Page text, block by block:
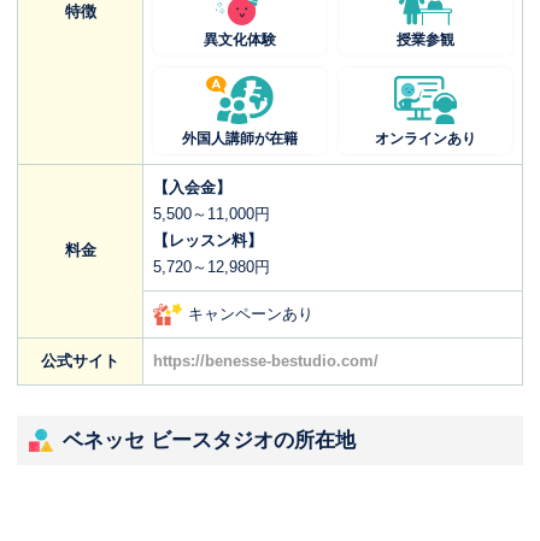
特徴
異文化体験 授業参観
外国人講師が在籍 オンラインあり
料金
【入会金】
5,500～11,000円
【レッスン料】
5,720～12,980円
キャンペーンあり
公式サイト https://benesse-bestudio.com/
ベネッセ ビースタジオの所在地